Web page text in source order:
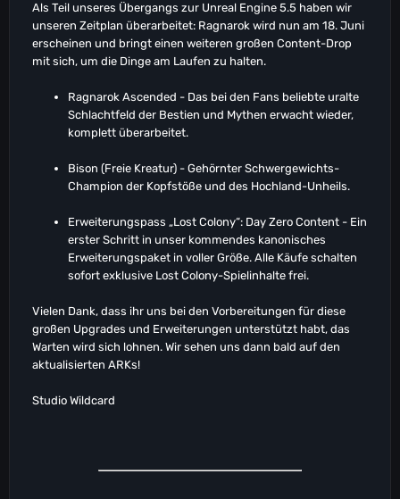
Wood Half Pillar
Wood Half Thin Pillar
Wood Half Beam
Wood Half Railing
Wood Quarter Roof
Wood Quarter Stair
Wood Ramp Corner
Wood Shallow Sloped Wall
Stone Half Pillar
Stone Half Thin Pillar
Stone Half Beam
Stone Half Thin Beam
Stone Quarter Roof
Stone Quarter Stair
Stone Quarter Ramp
Stone Ramp Corner
Adobe Half Thin Beam
Als Teil unseres Übergangs zur Unreal Engine 5.5 haben wir
unseren Zeitplan überarbeitet: Ragnarok wird nun am 18. Juni
erscheinen und bringt einen weiteren großen Content-Drop
mit sich, um die Dinge am Laufen zu halten.
Ragnarok Ascended - Das bei den Fans beliebte uralte
Schlachtfeld der Bestien und Mythen erwacht wieder,
komplett überarbeitet.
Bison (Freie Kreatur) - Gehörnter Schwergewichts-
Champion der Kopfstöße und des Hochland-Unheils.
Erweiterungspass „Lost Colony“: Day Zero Content - Ein
erster Schritt in unser kommendes kanonisches
Erweiterungspaket in voller Größe. Alle Käufe schalten
sofort exklusive Lost Colony-Spielinhalte frei.
Vielen Dank, dass ihr uns bei den Vorbereitungen für diese
großen Upgrades und Erweiterungen unterstützt habt, das
Warten wird sich lohnen. Wir sehen uns dann bald auf den
aktualisierten ARKs!
Studio Wildcard